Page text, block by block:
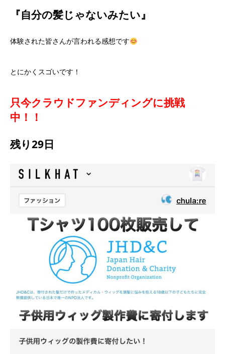
『自分の髪じゃないみたい』
体験された皆さんが言われる感想です
とにかくスゴいです！
只今クラウドファンディングに挑戦
中！！
残り29日